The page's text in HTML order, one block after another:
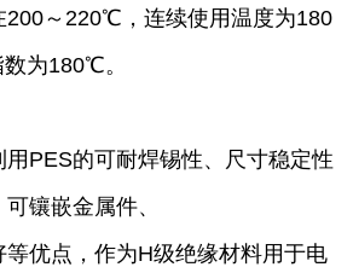
200～220℃，连续使用温度为180
为180℃。
PES的可耐焊锡性、尺寸稳定性
镶嵌金属件、
优点，作为H级绝缘材料用于电